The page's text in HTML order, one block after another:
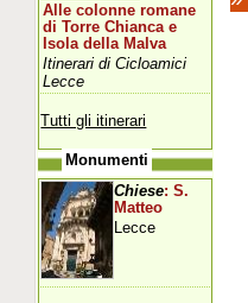
Alle colonne romane
di Torre Chianca e
Isola della Malva
Itinerari di Cicloamici
Lecce
Tutti gli itinerari
Monumenti
Chiese: S.
Matteo
Lecce